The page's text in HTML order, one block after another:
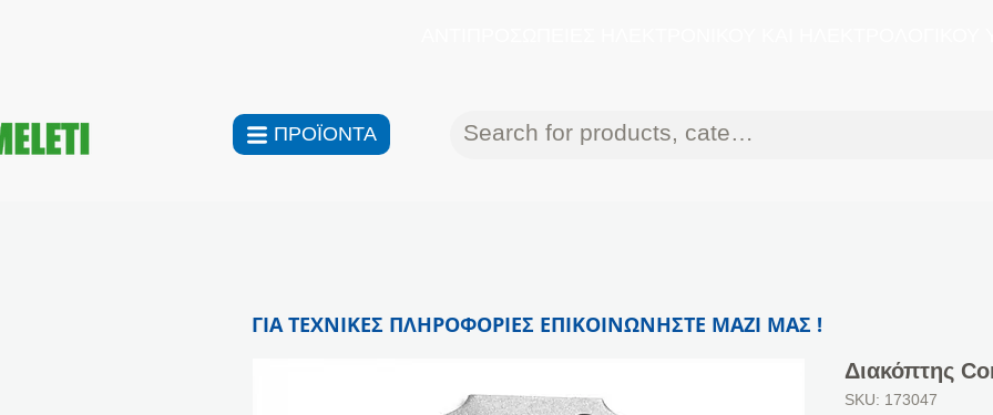
ΠΡΟΪΟΝΤΑ
Διακόπτης
SKU: 173047
ΓΙΑ ΤΕΧΝΙΚΕΣ ΠΛΗΡΟΦΟΡΙΕΣ ΕΠΙΚΟΙΝΩΝΗΣΤΕ ΜΑΖΙ ΜΑΣ !